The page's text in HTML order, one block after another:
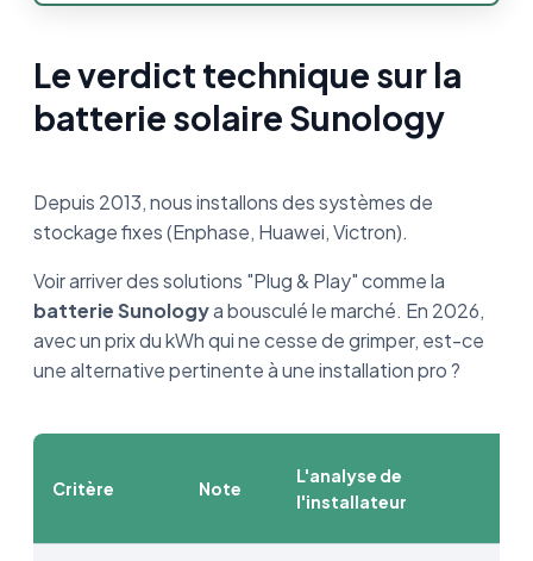
Le verdict technique sur la
batterie solaire Sunology
Depuis 2013, nous installons des systèmes de
stockage fixes (Enphase, Huawei, Victron).
Voir arriver des solutions "Plug & Play" comme la
batterie Sunologya bousculé le marché. En 2026,
avec un prix du kWh qui ne cesse de grimper, est-ce
une alternative pertinente à une installation pro ?
Critère Note
L'analyse de
l'installateur
Sunology devient-elle gratuite ?
Quels sont les retours d’experts sur ce
produit ?
Comparatif final : Sunology Storey vs
batterie fixe